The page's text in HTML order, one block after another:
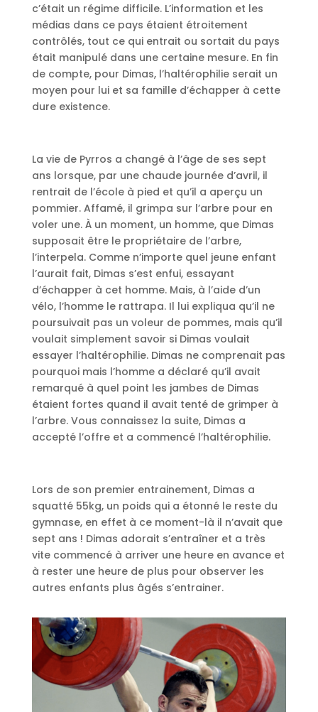
c’était un régime difficile. L’information et les
médias dans ce pays étaient étroitement
contrôlés, tout ce qui entrait ou sortait du pays
était manipulé dans une certaine mesure. En fin
de compte, pour Dimas, l’haltérophilie serait un
moyen pour lui et sa famille d’échapper à cette
dure existence.
La vie de Pyrros a changé à l’âge de ses sept
ans lorsque, par une chaude journée d’avril, il
rentrait de l’école à pied et qu’il a aperçu un
pommier. Affamé, il grimpa sur l’arbre pour en
voler une. À un moment, un homme, que Dimas
supposait être le propriétaire de l’arbre,
l’interpela. Comme n’importe quel jeune enfant
l’aurait fait, Dimas s’est enfui, essayant
d’échapper à cet homme. Mais, à l’aide d’un
vélo, l’homme le rattrapa. Il lui expliqua qu’il ne
poursuivait pas un voleur de pommes, mais qu’il
voulait simplement savoir si Dimas voulait
essayer l’haltérophilie. Dimas ne comprenait pas
pourquoi mais l’homme a déclaré qu’il avait
remarqué à quel point les jambes de Dimas
étaient fortes quand il avait tenté de grimper à
l’arbre. Vous connaissez la suite, Dimas a
accepté l’offre et a commencé l’haltérophilie.
Lors de son premier entrainement, Dimas a
squatté 55kg, un poids qui a étonné le reste du
gymnase, en effet à ce moment-là il n’avait que
sept ans ! Dimas adorait s’entraîner et a très
vite commencé à arriver une heure en avance et
à rester une heure de plus pour observer les
autres enfants plus âgés s’entrainer.